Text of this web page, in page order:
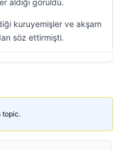
aldığı görüldü.
kuruyemişler ve akşam
söz ettirmişti.
topic.